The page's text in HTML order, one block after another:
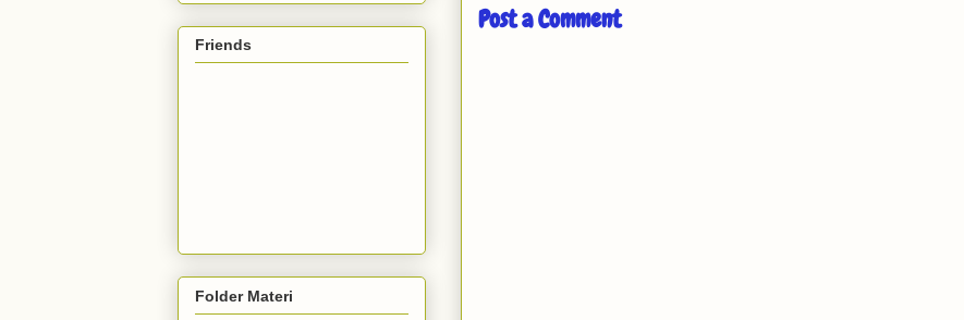
Post a Comment
Friends
Folder Materi